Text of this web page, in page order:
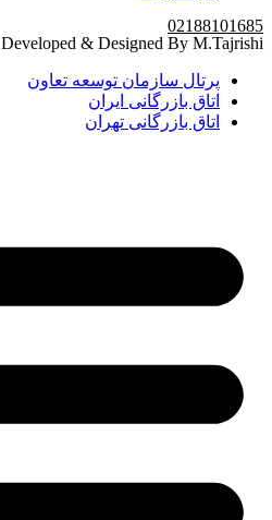
02188101685
Developed & Designed By M.Tajrishi
پرتال سازمان توسعه تعاون
اتاق بازرگانی ایران
اتاق بازرگانی تهران